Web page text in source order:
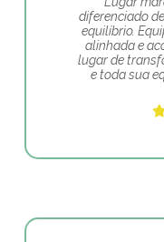
diferenciado
equilíbrio.
alinhada e
lugar de
e toda sua